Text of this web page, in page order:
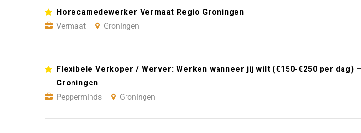
Horecamedewerker Vermaat Regio Groningen
Vermaat
Groningen
Flexibele Verkoper / Werver: Werken wanneer jij wilt (€150-€250 per dag) –
Groningen
Pepperminds
Groningen